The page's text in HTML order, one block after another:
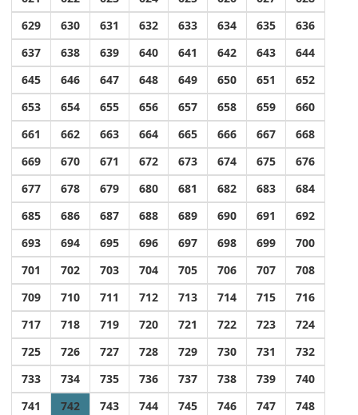
629
630 631 632 633 634 635
636
637
638 639 640 641 642 643
644
645
646 647 648 649 650 651
652
653
654 655 656 657 658 659
660
661
662 663 664 665 666 667
668
669
670 671 672 673 674 675
676
677
678 679 680 681 682 683
684
685
686 687 688 689 690 691
692
693
694 695 696 697 698 699
700
701
702 703 704 705 706 707
708
709
710 711 712 713 714 715
716
717
718 719 720 721 722 723
724
725
726 727 728 729 730 731
732
733
734 735 736 737 738 739
740
741
742 743 744 745 746 747
748